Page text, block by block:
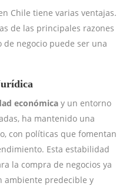
Chile tiene varias ventajas.
de las principales razones
negocio puede ser una
económica y un entorno
ha mantenido una
con políticas que fomentan
Esta estabilidad
la compra de negocios ya
ambiente predecible y